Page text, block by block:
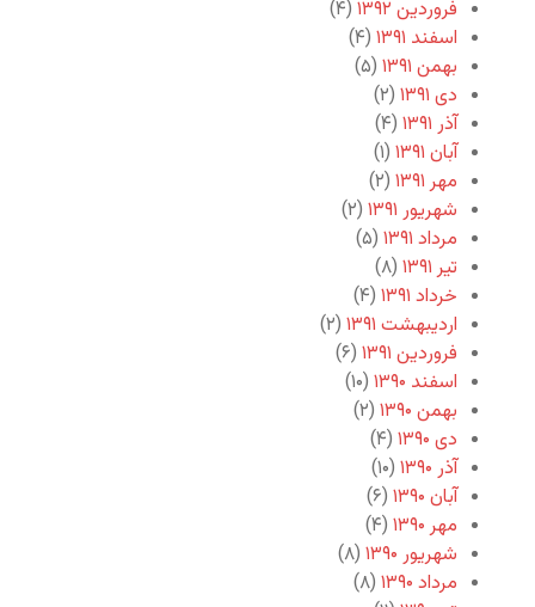
فروردین ۱۳۹۲
(۴)
اسفند ۱۳۹۱
(۴)
بهمن ۱۳۹۱
(۵)
دی ۱۳۹۱
(۲)
آذر ۱۳۹۱
(۴)
آبان ۱۳۹۱
(۱)
مهر ۱۳۹۱
(۲)
شهریور ۱۳۹۱
(۲)
مرداد ۱۳۹۱
(۵)
تیر ۱۳۹۱
(۸)
خرداد ۱۳۹۱
(۴)
اردیبهشت ۱۳۹۱
(۲)
فروردین ۱۳۹۱
(۶)
اسفند ۱۳۹۰
(۱۰)
بهمن ۱۳۹۰
(۲)
دی ۱۳۹۰
(۴)
آذر ۱۳۹۰
(۱۰)
آبان ۱۳۹۰
(۶)
مهر ۱۳۹۰
(۴)
شهریور ۱۳۹۰
(۸)
مرداد ۱۳۹۰
(۸)